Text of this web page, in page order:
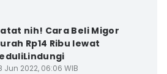
nih! Cara Beli Migor
Rp14 Ribu lewat
Jun 2022, 06:06 WIB